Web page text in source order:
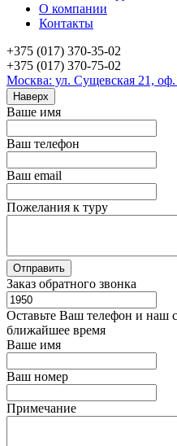
О компании
Контакты
+375 (017) 370-35-02
+375 (017) 370-75-02
Москва: ул. Сущевская 21, оф.
Наверх
Ваше имя
Ваш телефон
Ваш email
Пожелания к туру
Заказ обратного звонка
Оставьте Ваш телефон и наш
ближайшее время
Ваше имя
Ваш номер
Примечание